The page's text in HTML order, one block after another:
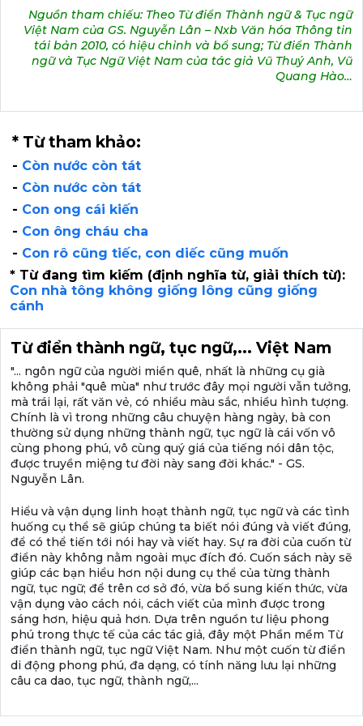
Nguồn tham chiếu: Theo Từ điển Thành ngữ & Tục ngữ
Việt Nam của GS. Nguyễn Lân – Nxb Văn hóa Thông tin
tái bản 2010, có hiệu chỉnh và bổ sung; Từ điển Thành
ngữ và Tục Ngữ Việt Nam của tác giả Vũ Thuý Anh, Vũ
Quang Hào…
* Từ tham khảo:
- Còn nước còn tát
- Còn nước còn tát
- Con ong cái kiến
- Con ông cháu cha
- Con rô cũng tiếc, con diếc cũng muốn
* Từ đang tìm kiếm (định nghĩa từ, giải thích từ):
Con nhà tông không giống lông cũng giống
cánh
Từ điển thành ngữ, tục ngữ,... Việt Nam
"... ngôn ngữ của người miền quê, nhất là những cụ già
không phải "quê mùa" như trước đây mọi người vẫn tưởng,
mà trái lại, rất văn vẻ, có nhiều màu sắc, nhiều hình tượng.
Chính là vì trong những câu chuyện hàng ngày, bà con
thường sử dụng những thành ngữ, tục ngữ là cái vốn vô
cùng phong phú, vô cùng quý giá của tiếng nói dân tộc,
được truyền miệng tư đời này sang đời khác." - GS.
Nguyễn Lân.
Hiểu và vận dụng linh hoạt thành ngữ, tục ngữ và các tình
huống cụ thể sẽ giúp chúng ta biết nói đúng và viết đúng,
để có thể tiến tới nói hay và viết hay. Sự ra đời của cuốn từ
điển này không nằm ngoài mục đích đó. Cuốn sách này sẽ
giúp các bạn hiểu hơn nội dung cụ thể của từng thành
ngữ, tục ngữ; để trên cơ sở đó, vừa bổ sung kiến thức, vừa
vận dụng vào cách nói, cách viết của mình được trong
sáng hơn, hiệu quả hơn. Dựa trên nguồn tư liệu phong
phú trong thực tế của các tác giả, đây một Phần mềm Từ
điển thành ngữ, tục ngữ Việt Nam. Như một cuốn từ điển
di động phong phú, đa dạng, có tính năng lưu lại những
câu ca dao, tục ngữ, thành ngữ,...